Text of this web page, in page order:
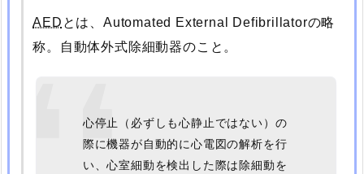
AED とは、Automated External Defibrillatorの略
称。自動体外式除細動器のこと。
心停止（必ずしも心静止ではない）の
際に機器が自動的に心電図の解析を行
い、心室細動を検出した際は除細動を